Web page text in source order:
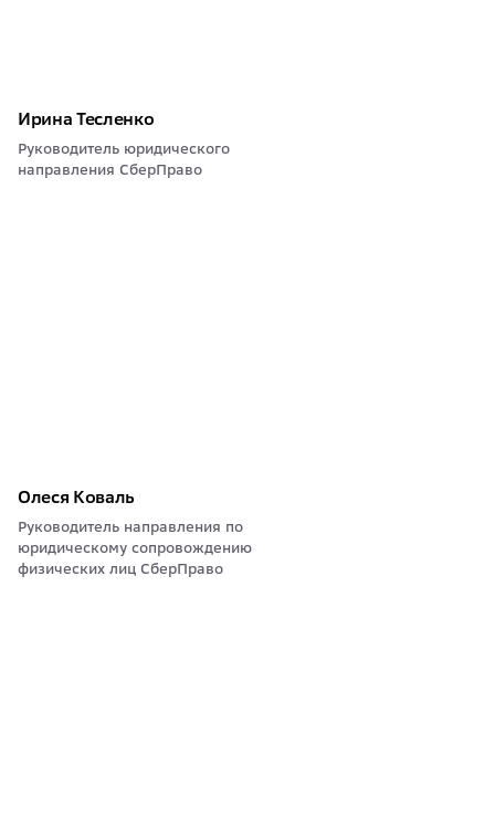
Ирина Тесленко
Руководитель юридического
направления СберПраво
Олеся Коваль
Руководитель направления по
юридическому сопровождению
физических лиц СберПраво